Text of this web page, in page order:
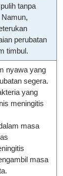
tanpa
perubatan
timbul.
nyawa yang
segera.
yang
meningitis
masa
masa